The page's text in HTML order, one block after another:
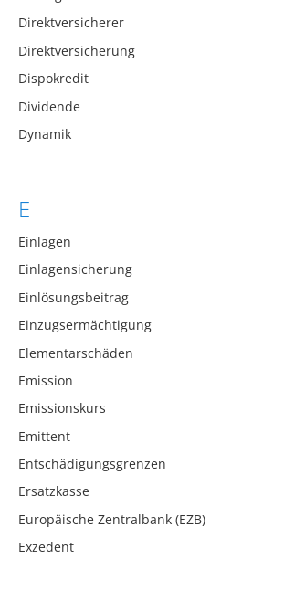
Direktversicherer
Direktversicherung
Dispokredit
Dividende
Dynamik
E
Einlagen
Einlagensicherung
Einlösungsbeitrag
Einzugsermächtigung
Elementarschäden
Emission
Emissionskurs
Emittent
Entschädigungsgrenzen
Ersatzkasse
Europäische Zentralbank (EZB)
Exzedent